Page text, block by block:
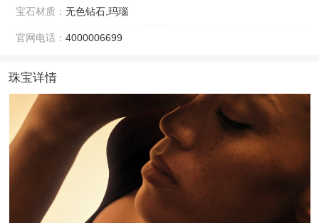
宝石材质： 无色钻石,玛瑙
官网电话： 4000006699
珠宝详情